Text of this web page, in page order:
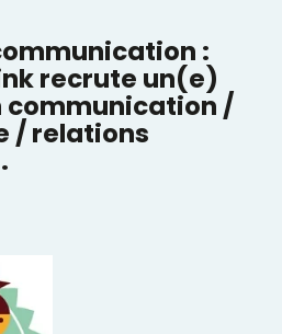
:
recrute un(e)
/
/ relations